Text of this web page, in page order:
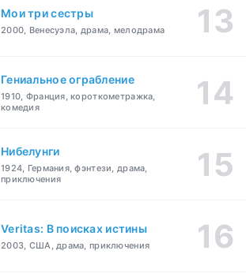
Мои три сестры
2000, Венесуэла, драма, мелодрама
Гениальное ограбление
1910, Франция, короткометражка,
комедия
Нибелунги
1924, Германия, фэнтези, драма,
приключения
Veritas: В поисках истины
2003, США, драма, приключения